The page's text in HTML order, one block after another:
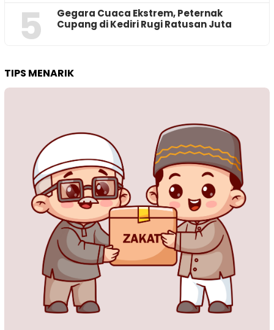
5
‎Gegara Cuaca Ekstrem, Peternak
Cupang di Kediri Rugi Ratusan Juta
TIPS MENARIK